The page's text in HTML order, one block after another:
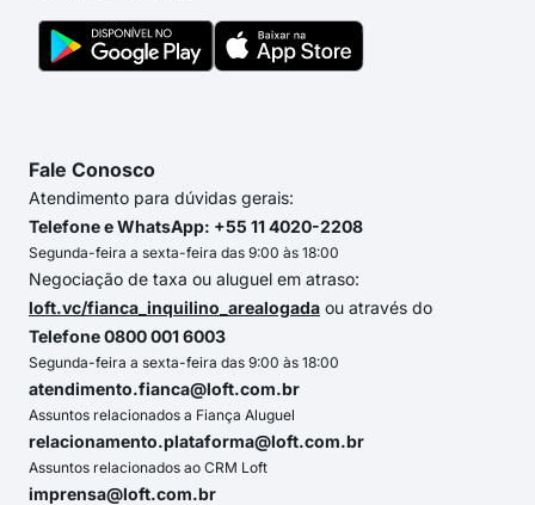
Fale Conosco
Atendimento para dúvidas gerais:
Telefone e WhatsApp: +55 11 4020-2208
Segunda-feira a sexta-feira das 9:00 às 18:00
Negociação de taxa ou aluguel em atraso:
loft.vc/fianca_inquilino_arealogada ou através do
Telefone 0800 001 6003
Segunda-feira a sexta-feira das 9:00 às 18:00
atendimento.fianca@loft.com.br
Assuntos relacionados a Fiança Aluguel
relacionamento.plataforma@loft.com.br
Assuntos relacionados ao CRM Loft
imprensa@loft.com.br